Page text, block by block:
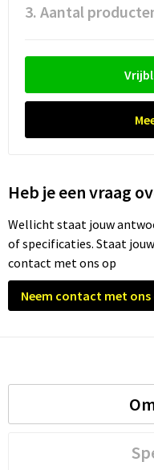
Toilettassen
Waterbestendige tassen
3. Aantal
Heb je een vraag
Wellicht staat jouw
of specificaties. Staat
contact met ons op
Neem contact met ons